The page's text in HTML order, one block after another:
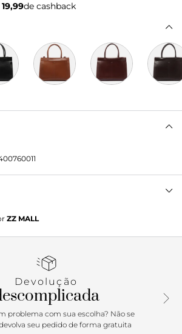
de cashback
e acabamento texturizado. Traz duas
fina e fecho em zíper e puxador.
ZZ MALL
Devolução
problema com sua escolha? Não se
seu pedido de forma gratuita